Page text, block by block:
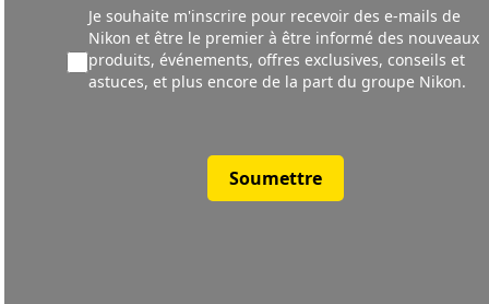
Je souhaite m'inscrire pour recevoir des e-mails de
Nikon et être le premier à être informé des nouveaux
produits,événements, offres exclusives, conseils et
astuces, et plus encore de la part du groupe Nikon.
Soumettre